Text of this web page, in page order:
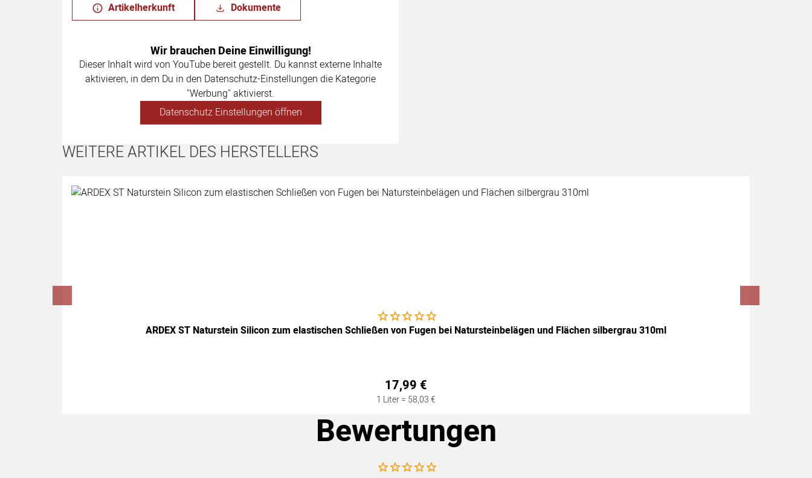
Artikelherkunft Dokumente
Wir brauchen Deine Einwilligung!
Dieser Inhalt wird von YouTube bereit gestellt. Du kannst externe Inhalte
aktivieren, in dem Du in den Datenschutz-Einstellungen die Kategorie
"Werbung" aktivierst.
Datenschutz Einstellungen öffnen
WEITERE ARTIKEL DES HERSTELLERS
Noch keine Bewertungen abgegeben
ARDEX ST Naturstein Silicon zum elastischen Schließen von Fugen bei Natursteinbelägen und Flächen silbergrau 310ml
17,99 €
1 Liter = 58,03€
Bewertungen
Noch keine Bewertungen abgegeben